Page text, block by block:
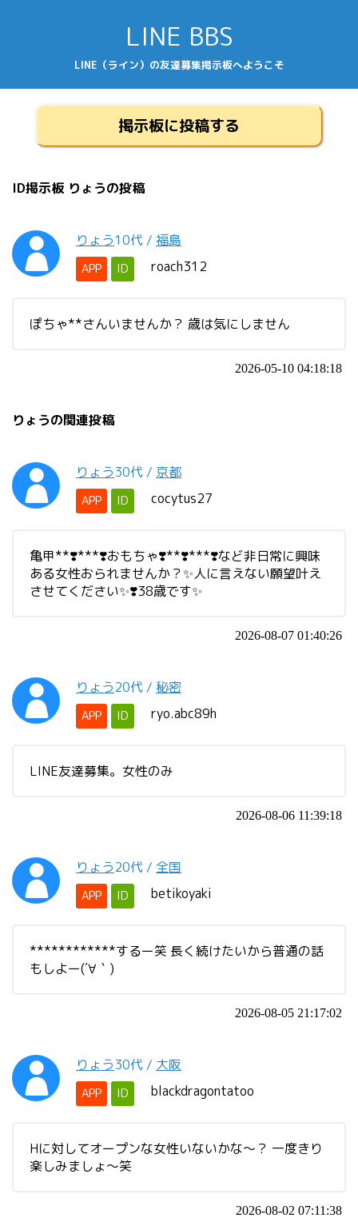
LINE BBS
LINE（ライン）の友達募集掲示板へようこそ
掲示板に投稿する
ID掲示板 りょうの投稿
りょう10代 / 福島
APP ID roach312
ぽちゃ**さんいませんか？ 歳は気にしません
2026-05-10 04:18:18
りょうの関連投稿
りょう30代 / 京都
APP ID cocytus27
亀甲**❣️***❣️おもちゃ❣️**❣️***❣️など非日常に興味
ある女性おられませんか？✨人に言えない願望叶え
させてください✨❣️38歳です✨
2026-08-07 01:40:26
りょう20代 / 秘密
APP ID ryo.abc89h
LINE友達募集。女性のみ
2026-08-06 11:39:18
りょう20代 / 全国
APP ID betikoyaki
************するー笑 長く続けたいから普通の話
もしよー(´∀｀)
2026-08-05 21:17:02
りょう30代 / 大阪
APP ID blackdragontatoo
Hに対してオープンな女性いないかな～？ 一度きり
楽しみましょ～笑
2026-08-02 07:11:38